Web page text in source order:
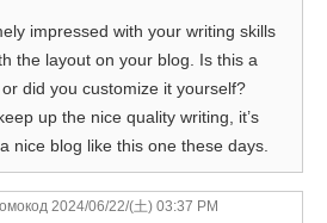
impressed with your writing skills
the layout on your blog. Is this a
did you customize it yourself?
up the nice quality writing, it’s
nice blog like this one these days.
2024/06/22/(土) 03:37 PM